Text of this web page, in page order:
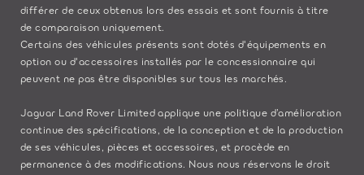
différer de ceux obtenus lors des essais et sont fournis à titre
de comparaison uniquement.
Certains des véhicules présents sont dotés d'équipements en
option ou d'accessoires installés par le concessionnaire qui
peuvent ne pas être disponibles sur tous les marchés.
Jaguar Land Rover Limited applique une politique d’amélioration
continue des spécifications, de la conception et de la production
de ses véhicules, pièces et accessoires, et procède en
permanence à des modifications. Nous nous réservons le droit